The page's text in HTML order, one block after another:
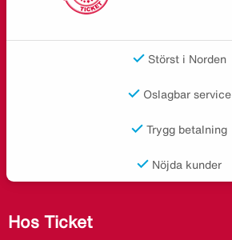
Störst i Norden
Oslagbar service
Trygg betalning
Nöjda kunder
Hos Ticket